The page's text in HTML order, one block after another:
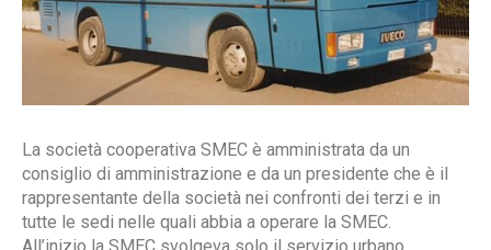
La società cooperativa SMEC è amministrata da un
consiglio di amministrazione e da un presidente che è il
rappresentante della società nei confronti dei terzi e in
tutte le sedi nelle quali abbia a operare la SMEC.